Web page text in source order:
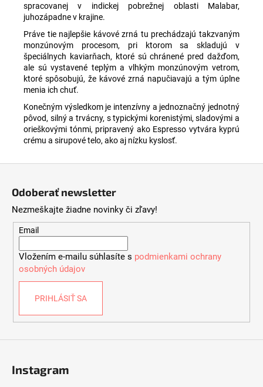
spracovanej v indickej pobrežnej oblasti Malabar,
juhozápadne v krajine.
Práve tie najlepšie kávové zrná tu prechádzajú takzvaným
monzúnovým procesom, pri ktorom sa skladujú v
špeciálnych kaviarňach, ktoré sú chránené pred dažďom,
ale sú vystavené teplým a vlhkým monzúnovým vetrom,
ktoré spôsobujú, že kávové zrná napučiavajú a tým úplne
menia ich chuť.
Konečným výsledkom je intenzívny a jednoznačný jednotný
pôvod, silný a trvácny, s typickými korenistými, sladovými a
orieškovými tónmi, pripravený ako Espresso vytvára kyprú
crému a sirupové telo, ako aj nízku kyslosť.
Odoberať newsletter
Nezmeškajte žiadne novinky či zľavy!
Email
Vložením e-mailu súhlasíte s podmienkami ochrany
osobných údajov
PRIHLÁSIŤ SA
Instagram